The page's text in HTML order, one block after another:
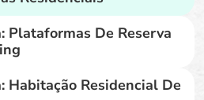
Plataformas De Reserva
Habitação Residencial De